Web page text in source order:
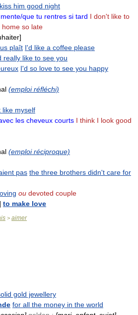
him good night
que tu rentres si tard I don't like to
home so late
plaît I'd like a coffee please
really like to see you
I'd so love to see you happy
(emploi réfléchi)
like myself
les cheveux courts I think I look good
(emploi réciproque)
pas the three brothers didn't care for
ou devoted couple
to make love
> aimer
gold jewellery
for all the money in the world